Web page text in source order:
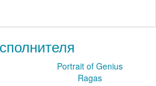
Portrait of Genius
Ragas